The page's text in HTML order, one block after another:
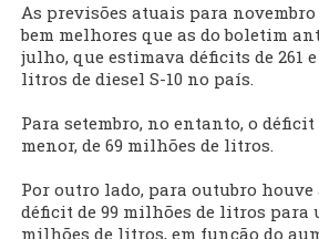
As previsões atuais para novembro
bem melhores que as do boletim
julho, que estimava déficits de 261
litros de diesel S-10 no país.
Para setembro, no entanto, o
menor, de 69 milhões de litros.
Por outro lado, para outubro houve
déficit de 99 milhões de litros para
milhões de litros, em função do